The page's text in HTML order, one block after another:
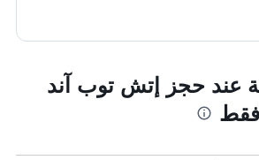
عند حجز إتش توب آند
فقط